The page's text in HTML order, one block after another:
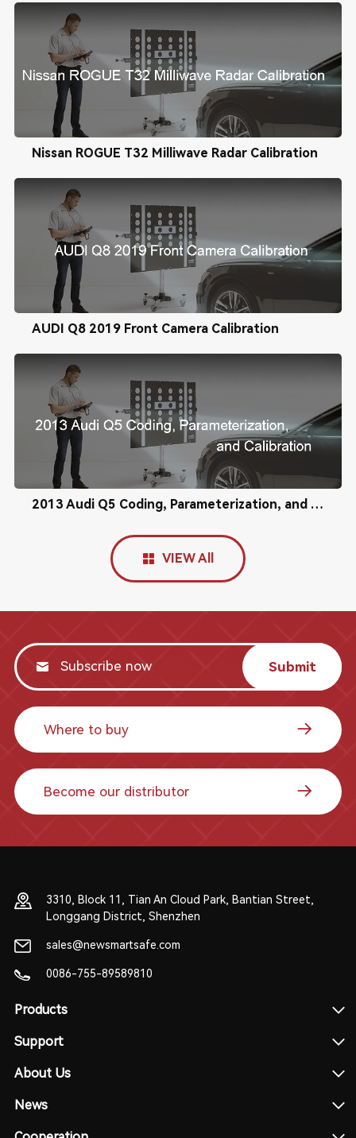
Nissan ROGUE T32 Milliwave Radar Calibration
AUDI Q8 2019 Front Camera Calibration
2013 Audi Q5 Coding, Parameterization, and Calibration
VIEW All
Submit
Where to buy
Become our distributor
3310, Block 11, Tian An Cloud Park, Bantian Street,
Longgang District, Shenzhen
sales@newsmartsafe.com
0086-755-89589810
Products
Support
About Us
News